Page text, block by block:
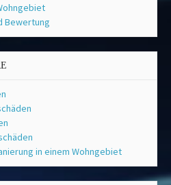
Bewertung
in einem Wohngebiet